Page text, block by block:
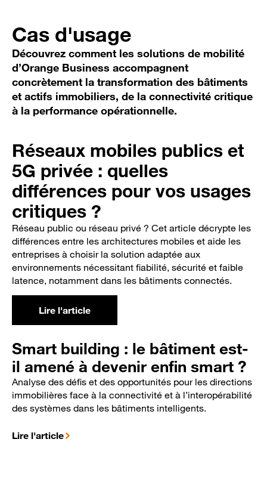
Cas d'usage
Découvrez comment les solutions de mobilité
d’Orange Business accompagnent
concrètement la transformation des bâtiments
et actifs immobiliers, de la connectivité critique
à la performance opérationnelle.
Réseaux mobiles publics et
5G privée : quelles
différences pour vos usages
critiques ?
Réseau public ou réseau privé ? Cet article décrypte les
différences entre les architectures mobiles et aide les
entreprises à choisir la solution adaptée aux
environnements nécessitant fiabilité, sécurité et faible
latence, notamment dans les bâtiments connectés.
Lire l'article
Smart building : le bâtiment est-
il amené à devenir enfin smart ?
Analyse des défis et des opportunités pour les directions
immobilières face à la connectivité et à l’interopérabilité
des systèmes dans les bâtiments intelligents.
Lire l'article